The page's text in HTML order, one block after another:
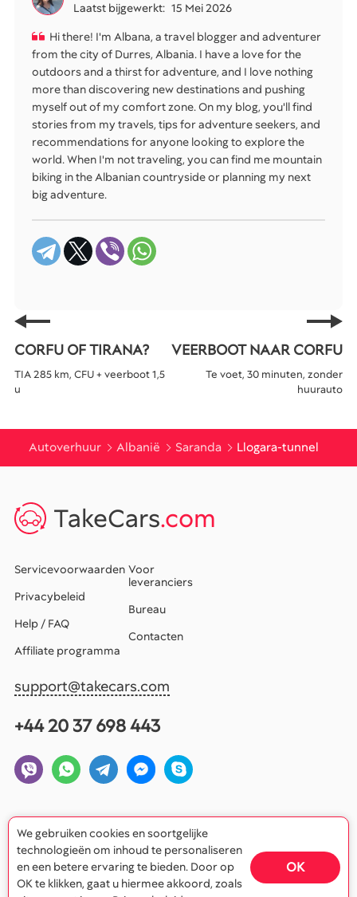
Laatst bijgewerkt: 15 Mei 2026
Hi there! I'm Albana, a travel blogger and adventurer
from the city of Durres, Albania. I have a love for the
outdoors and a thirst for adventure, and I love nothing
more than discovering new destinations and pushing
myself out of my comfort zone. On my blog, you'll find
stories from my travels, tips for adventure seekers, and
recommendations for anyone looking to explore the
world. When I'm not traveling, you can find me mountain
biking in the Albanian countryside or planning my next
big adventure.
CORFU OF TIRANA?
TIA 285 km, CFU + veerboot 1,5
u
VEERBOOT NAAR CORFU
Te voet, 30 minuten, zonder
huurauto
Autoverhuur Albanië Saranda Llogara-tunnel
TakeCars.com
Servicevoorwaarden
Privacybeleid
Help / FAQ
Affiliate programma
Voor
leveranciers
Bureau
Contacten
support@takecars.com
+44 20 37 698 443
We gebruiken cookies en soortgelijke
technologieën om inhoud te personaliseren
en een betere ervaring te bieden. Door op
OK te klikken, gaat u hiermee akkoord, zoals
OK